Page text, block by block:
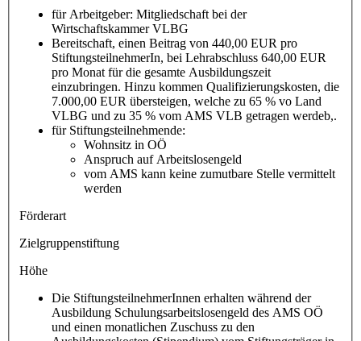
für Arbeitgeber: Mitgliedschaft bei der
Wirtschaftskammer VLBG
Bereitschaft, einen Beitrag von 440,00 EUR pro
StiftungsteilnehmerIn, bei Lehrabschluss 640,00 EUR
pro Monat für die gesamte Ausbildungszeit
einzubringen. Hinzu kommen Qualifizierungskosten, die
7.000,00 EUR übersteigen, welche zu 65 % vo Land
VLBG und zu 35 % vom AMS VLB getragen werdeb,.
für Stiftungsteilnehmende:
Wohnsitz in OÖ
Anspruch auf Arbeitslosengeld
vom AMS kann keine zumutbare Stelle vermittelt
werden
Förderart
Zielgruppenstiftung
Höhe
Die StiftungsteilnehmerInnen erhalten während der
Ausbildung Schulungsarbeitslosengeld des AMS OÖ
und einen monatlichen Zuschuss zu den